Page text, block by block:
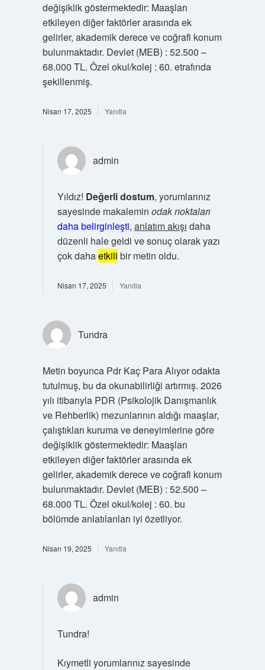
değişiklik göstermektedir: Maaşları
etkileyen diğer faktörler arasında ek
gelirler, akademik derece ve coğrafi konum
bulunmaktadır. Devlet (MEB) : 52.500 –
68.000 TL. Özel okul/kolej : 60. etrafında
şekillenmiş.
Nisan 17, 2025 Yanıtla
admin
Yıldız! Değerli dostum, yorumlarınız
sayesinde makalemin odak noktaları
daha belirginleşti, anlatım akışı daha
düzenli hale geldi ve sonuç olarak yazı
çok dahaetkili bir metin oldu.
Nisan 17, 2025 Yanıtla
Tundra
Metin boyunca Pdr Kaç Para Alıyor odakta
tutulmuş, bu da okunabilirliği artırmış. 2026
yılı itibarıyla PDR (Psikolojik Danışmanlık
ve Rehberlik) mezunlarının aldığı maaşlar,
çalıştıkları kuruma ve deneyimlerine göre
değişiklik göstermektedir: Maaşları
etkileyen diğer faktörler arasında ek
gelirler, akademik derece ve coğrafi konum
bulunmaktadır. Devlet (MEB) : 52.500 –
68.000 TL. Özel okul/kolej : 60. bu
bölümde anlatılanları iyi özetliyor.
Nisan 19, 2025 Yanıtla
admin
Tundra!
Kıymetli yorumlarınız sayesinde